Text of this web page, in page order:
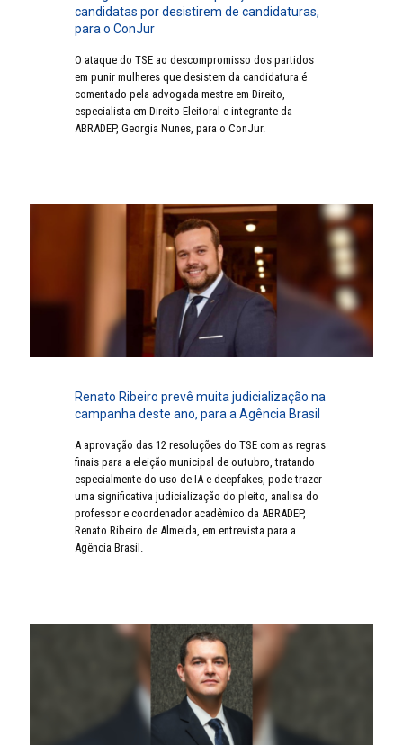
candidatas por desistirem de candidaturas,
para o ConJur
O ataque do TSE ao descompromisso dos partidos
em punir mulheres que desistem da candidatura é
comentado pela advogada mestre em Direito,
especialista em Direito Eleitoral e integrante da
ABRADEP, Georgia Nunes, para o ConJur.
Renato Ribeiro prevê muita judicialização na
campanha deste ano, para a Agência Brasil
A aprovação das 12 resoluções do TSE com as regras
finais para a eleição municipal de outubro, tratando
especialmente do uso de IA e deepfakes, pode trazer
uma significativa judicialização do pleito, analisa do
professor e coordenador acadêmico da ABRADEP,
Renato Ribeiro de Almeida, em entrevista para a
Agência Brasil.